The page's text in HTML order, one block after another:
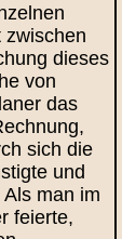
zwischen
dieses
von
das
sich die
und
man im
feierte,